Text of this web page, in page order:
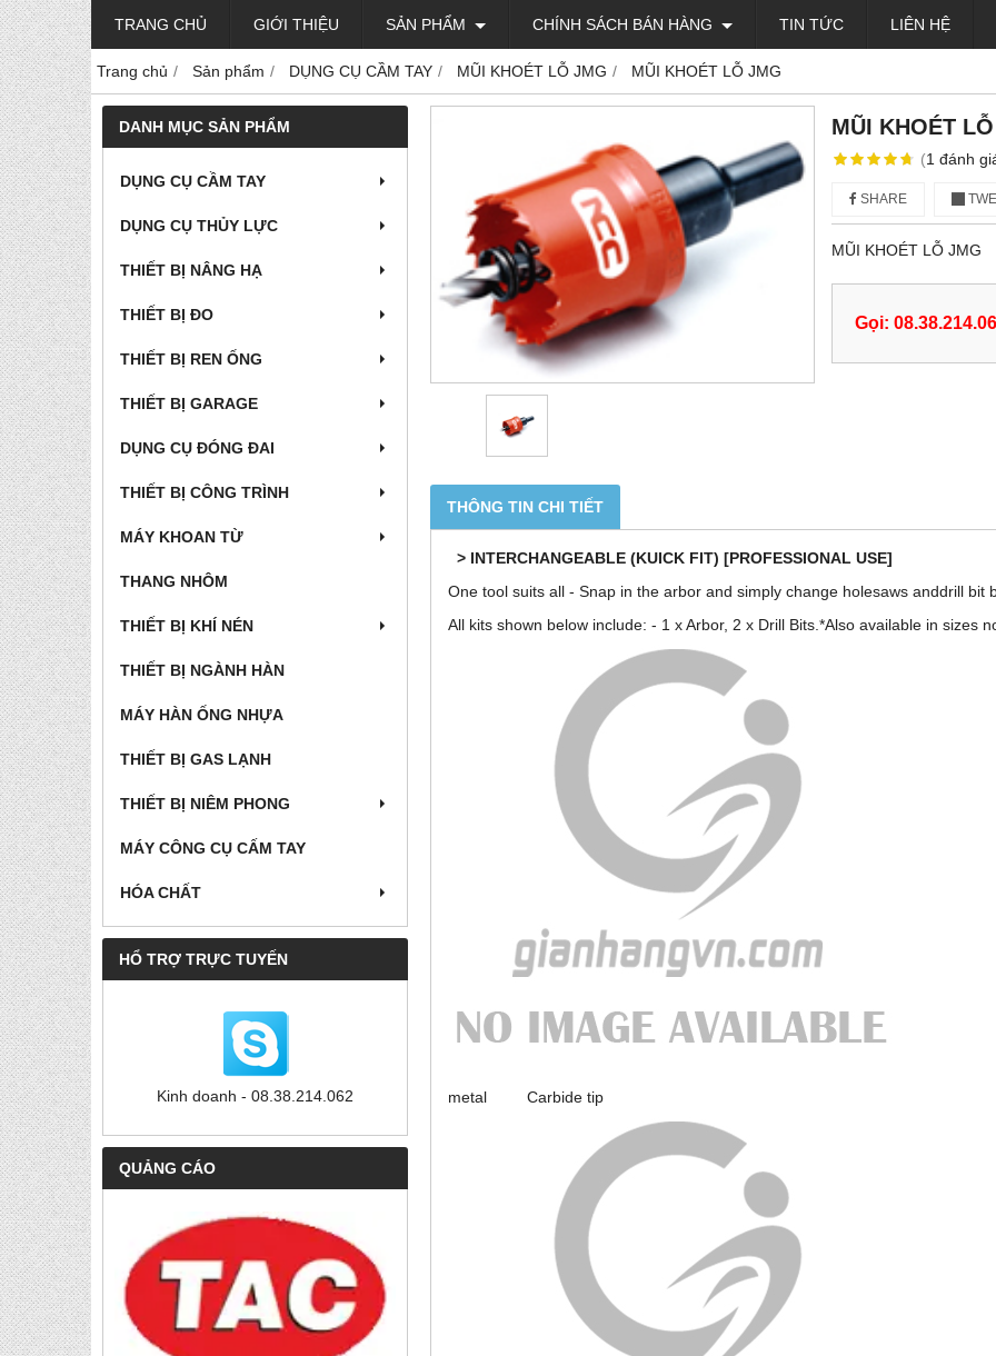
TRANG CHỦ GIỚI THIỆU SẢN PHẨM CHÍNH SÁCH BÁN HÀNG TIN TỨC LIÊN HỆ
Trang chủ Sản phẩm DỤNG CỤ CẦM TAY MŨI KHOÉT LỖ JMG MŨI KHOÉT LỖ JMG
DANH MỤC SẢN PHẨM
DỤNG CỤ CẦM TAY
DỤNG CỤ THỦY LỰC
THIẾT BỊ NÂNG HẠ
THIẾT BỊ ĐO
THIẾT BỊ REN ỐNG
THIẾT BỊ GARAGE
DỤNG CỤ ĐÓNG ĐAI
THIẾT BỊ CÔNG TRÌNH
MÁY KHOAN TỪ
THANG NHÔM
THIẾT BỊ KHÍ NÉN
THIẾT BỊ NGÀNH HÀN
MÁY HÀN ỐNG NHỰA
THIẾT BỊ GAS LẠNH
THIẾT BỊ NIÊM PHONG
MÁY CÔNG CỤ CẤM TAY
HÓA CHẤT
HỔ TRỢ TRỰC TUYẾN
Kinh doanh - 08.38.214.062
QUẢNG CÁO
MŨI KHOÉT
(1 đánh
SHARE
MŨI KHOÉT LỖ JMG
Gọi:
THÔNG TIN CHI TIẾT
> INTERCHANGEABLE (KUICK FIT) [PROFESSIONAL USE]
One tool suits all - Snap in the arbor and simply change holesaws anddrill bit
All kits shown below include: - 1 x Arbor, 2 x Drill Bits.*Also available in sizes
metal Carbide tip